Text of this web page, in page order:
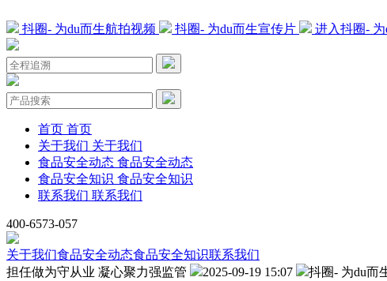
抖圈- 为du而生航拍视频 抖圈- 为du而生宣传片 进入抖圈-
首页 首页
关于我们 关于我们
食品安全动态 食品安全动态
食品安全知识 食品安全知识
联系我们 联系我们
400-6573-057
关于我们食品安全动态食品安全知识联系我们
担任做为守从业 凝心聚力强监管
2025-09-19 15:07
抖圈- 为du而